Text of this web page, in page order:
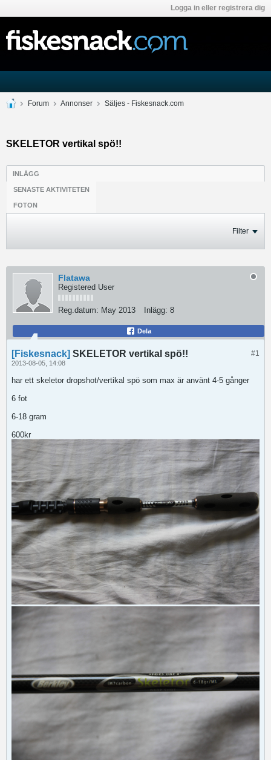
Logga in eller registrera dig
Forum Annonser Säljes - Fiskesnack.com
SKELETOR vertikal spö!!
INLÄGG
SENASTE AKTIVITETEN
FOTON
Filter
Flatawa
Registered User
Reg.datum: May 2013 Inlägg: 8
Dela
#1
[Fiskesnack] SKELETOR vertikal spö!!
2013-08-05, 14:08
har ett skeletor dropshot/vertikal spö som max är använt 4-5 gånger
6 fot
6-18 gram
600kr